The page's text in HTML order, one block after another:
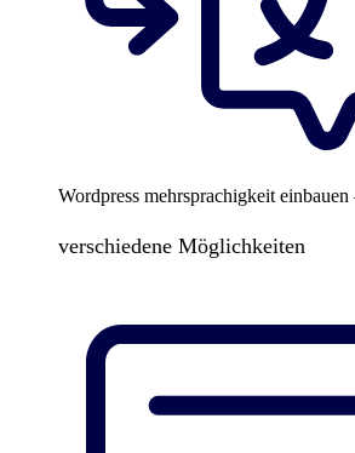
Wordpress mehrsprachigkeit
verschiedene Möglichkeiten